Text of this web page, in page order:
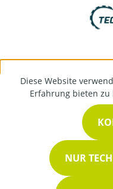
Diese Website
Erfahrung bieten zu
NUR